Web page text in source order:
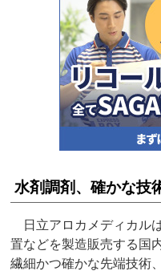
水剤調剤、確かな技
日立アロカメディカル
置などを製造販売する国
繊細かつ確かな先端技術